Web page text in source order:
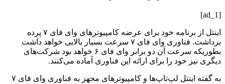
[ad_1]
اینتل از برنامه خود برای عرضه کامپیوترهای وای فای ۷ پرده
برداشت. فناوری وای فای ۷ سرعت بسیار بالایی خواهد داشت
بطوریکه سرعت آن دو برابر وای فای ۶ خواهد بود‌ شرکت‌های
دیگری نیز خود را برای ارائه این فناوری آماده می‌کنند.
به گفته اینتل لپ‌تاپ‌ها و ‌کامپیوترهای مجهز به فناوری وای فای ۷